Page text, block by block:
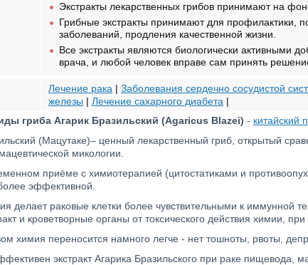
Экстракты лекарственных грибов принимают на
Грибные экстракты принимают для профилактики,
заболеваний, продления качественной жизни.
Все экстракты являются биологически активными
врача, и любой человек вправе сам принять
Лечение рака | Заболевания сердечно сосудистой
железы | Лечение сахарного диабета |
гриба Агарик Бразильский (Agaricus Blazei) - китайский
(Мацутаке)– ценный лекарственный гриб, открытый
микологии.
приёме с химиотерапией (цитостатиками и
эффективной.
делает раковые клетки более чувствительными к иммунной
и кроветворные органы от токсического действия химии,
химия переносится намного легче - нет тошноты, рвоты,
экстракт Агарика Бразильского при раке пищевода,